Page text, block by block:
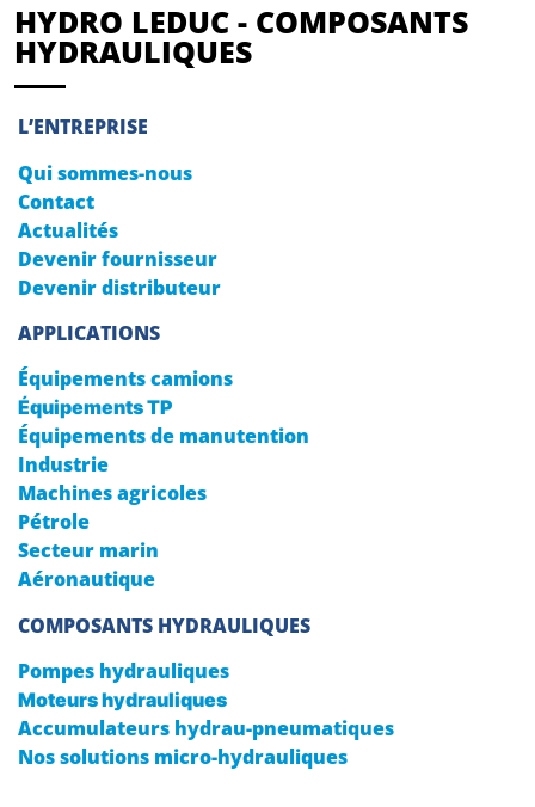
HYDRO LEDUC - COMPOSANTS
HYDRAULIQUES
L’ENTREPRISE
Qui sommes-nous
Contact
Actualités
Devenir fournisseur
Devenir distributeur
APPLICATIONS
Équipements camions
Équipements TP
Équipements de manutention
Industrie
Machines agricoles
Pétrole
Secteur marin
Aéronautique
COMPOSANTS HYDRAULIQUES
Pompes hydrauliques
Moteurs hydrauliques
Accumulateurs hydrau-pneumatiques
Nos solutions micro-hydrauliques